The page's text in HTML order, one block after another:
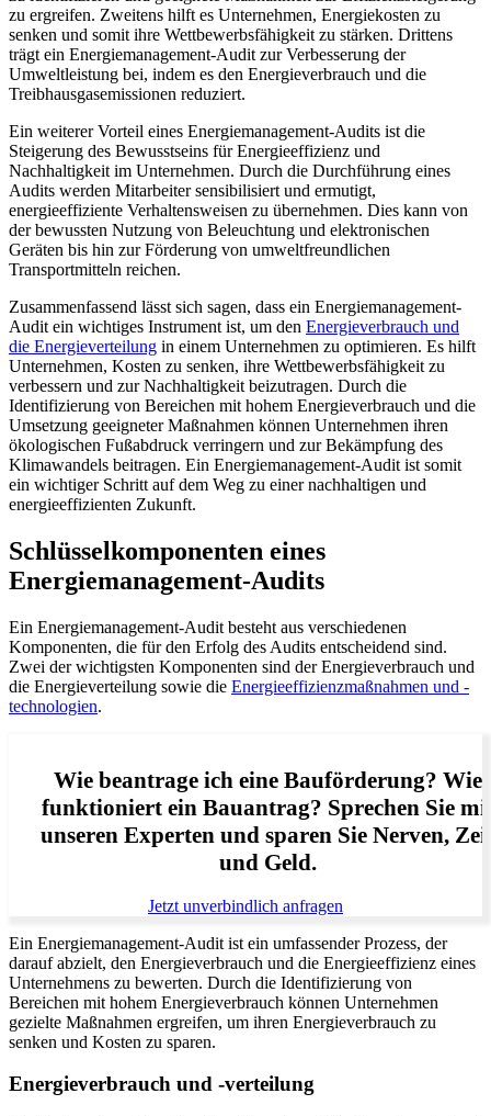
zu ergreifen. Zweitens hilft es Unternehmen, Energiekosten zu
senken und somit ihre Wettbewerbsfähigkeit zu stärken. Drittens
trägt ein Energiemanagement-Audit zur Verbesserung der
Umweltleistung bei, indem es den Energieverbrauch und die
Treibhausgasemissionen reduziert.
Ein weiterer Vorteil eines Energiemanagement-Audits ist die
Steigerung des Bewusstseins für Energieeffizienz und
Nachhaltigkeit im Unternehmen. Durch die Durchführung eines
Audits werden Mitarbeiter sensibilisiert und ermutigt,
energieeffiziente Verhaltensweisen zu übernehmen. Dies kann von
der bewussten Nutzung von Beleuchtung und elektronischen
Geräten bis hin zur Förderung von umweltfreundlichen
Transportmitteln reichen.
Zusammenfassend lässt sich sagen, dass ein Energiemanagement-
Audit ein wichtiges Instrument ist, um den Energieverbrauch und
die Energieverteilung in einem Unternehmen zu optimieren. Es hilft
Unternehmen, Kosten zu senken, ihre Wettbewerbsfähigkeit zu
verbessern und zur Nachhaltigkeit beizutragen. Durch die
Identifizierung von Bereichen mit hohem Energieverbrauch und die
Umsetzung geeigneter Maßnahmen können Unternehmen ihren
ökologischen Fußabdruck verringern und zur Bekämpfung des
Klimawandels beitragen. Ein Energiemanagement-Audit ist somit
ein wichtiger Schritt auf dem Weg zu einer nachhaltigen und
energieeffizienten Zukunft.
Schlüsselkomponenten eines
Energiemanagement-Audits
Ein Energiemanagement-Audit besteht aus verschiedenen
Komponenten, die für den Erfolg des Audits entscheidend sind.
Zwei der wichtigsten Komponenten sind der Energieverbrauch und
die Energieverteilung sowie die Energieeffizienzmaßnahmen und -
technologien.
Wie beantrage ich eine Bauförderung? Wie
funktioniert ein Bauantrag? Sprechen Sie
unseren Experten und sparen Sie Nerven,
und Geld.
Jetzt unverbindlich anfragen
Ein Energiemanagement-Audit ist ein umfassender Prozess, der
darauf abzielt, den Energieverbrauch und die Energieeffizienz eines
Unternehmens zu bewerten. Durch die Identifizierung von
Bereichen mit hohem Energieverbrauch können Unternehmen
gezielte Maßnahmen ergreifen, um ihren Energieverbrauch zu
senken und Kosten zu sparen.
Energieverbrauch und -verteilung